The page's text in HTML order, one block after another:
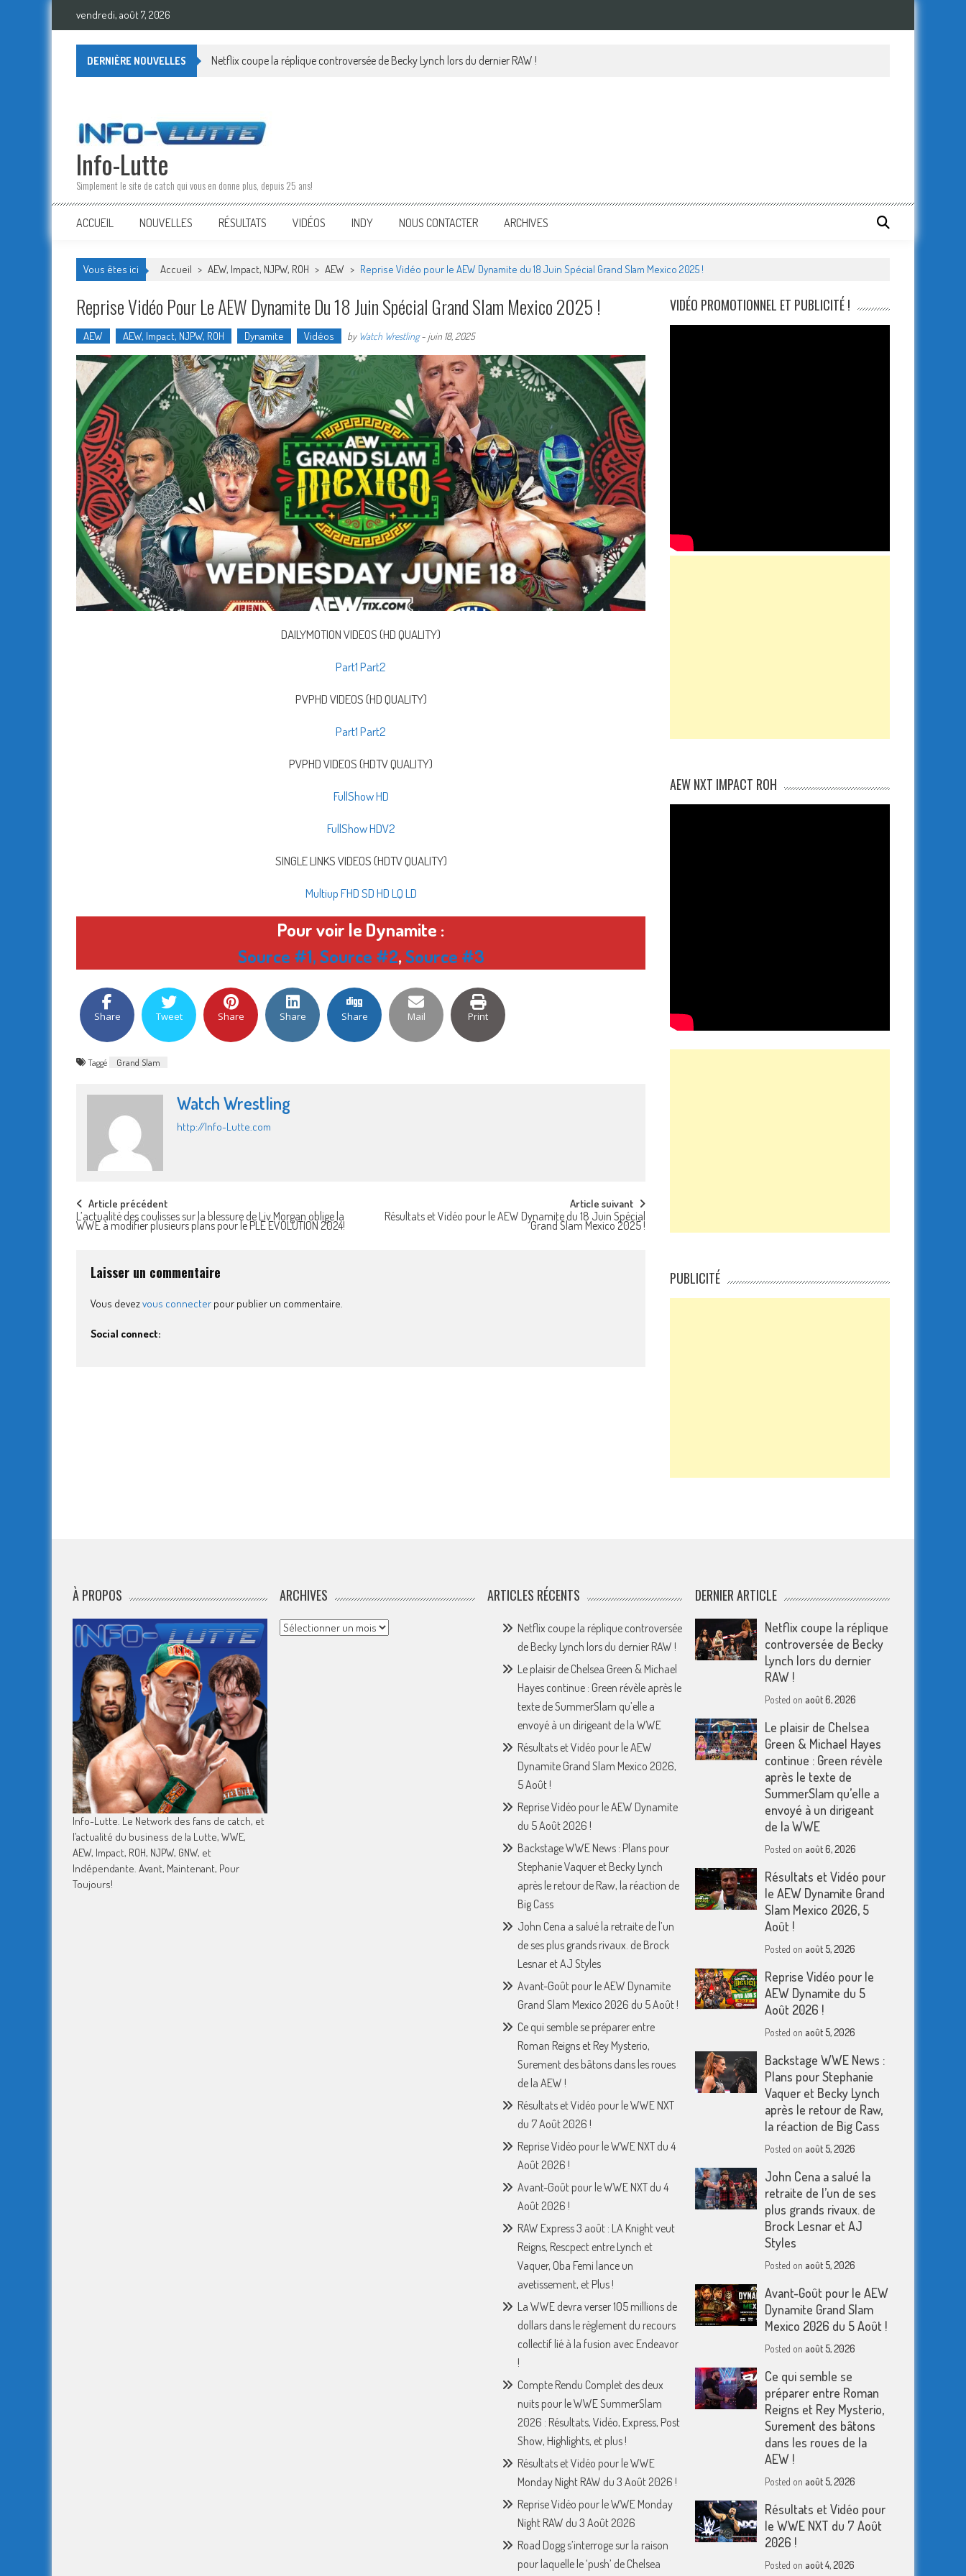
Skip
vendredi, août 7, 2026
DERNIÈRE NOUVELLES Netflix coupe la réplique controversée de Becky Lynch lors du dernier RAW !
Info-Lutte
Simplement le site de catch qui vous en donne plus, depuis 25 ans!
ACCUEIL NOUVELLES RÉSULTATS VIDÉOS INDY NOUS CONTACTER ARCHIVES
Vous êtes ici Accueil > AEW, Impact, NJPW, ROH > AEW > Reprise Vidéo pour le AEW Dynamite du 18 Juin Spécial Grand Slam Mexico 2025 !
Reprise Vidéo Pour Le AEW Dynamite Du 18 Juin Spécial Grand Slam Mexico 2025 !
AEW AEW, Impact, NJPW, ROH Dynamite Vidéos by Watch Wrestling- juin 18, 2025
DAILYMOTION VIDEOS (HD QUALITY)
Part1Part2
PVPHD VIDEOS (HD QUALITY)
Part1Part2
PVPHD VIDEOS (HDTV QUALITY)
FullShow HD
FullShow HDV2
SINGLE LINKS VIDEOS (HDTV QUALITY)
Multiup FHD SD HD LQ LD
Pour voir le Dynamite :
Source #1,Source #2,Source #3
Share Tweet Share Share Share Mail Print
Taggé Grand Slam
Watch Wrestling
http://Info-Lutte.com
Post
navigation
Article précédent
L’actualité des coulisses sur la blessure de Liv Morgan oblige la
WWE à modifier plusieurs plans pour le PLE EVOLUTION 2024!
Article suivant
Résultats et Vidéo pour le AEW Dynamite du 18 Juin Spécial
Grand Slam Mexico 2025 !
Laisser un commentaire
Vous devezvous connecter pour publier un commentaire.
Social connect:
VIDÉO PROMOTIONNEL ET PUBLICITÉ !
AEW NXT IMPACT ROH
PUBLICITÉ
À PROPOS
Info-Lutte. Le Network des fans de catch, et
l’actualité du business de la Lutte, WWE,
AEW, Impact, ROH, NJPW, GNW, et
Indépendante. Avant, Maintenant, Pour
Toujours!
ARCHIVES
Archives
ARTICLES RÉCENTS
Netflix coupe la réplique controversée
de Becky Lynch lors du dernier RAW !
Le plaisir de Chelsea Green & Michael
Hayes continue : Green révèle après le
texte de SummerSlam qu’elle a
envoyé à un dirigeant de la WWE
Résultats et Vidéo pour le AEW
Dynamite Grand Slam Mexico 2026,
5 Août !
Reprise Vidéo pour le AEW Dynamite
du 5 Août 2026 !
Backstage WWE News : Plans pour
Stephanie Vaquer et Becky Lynch
après le retour de Raw, la réaction de
Big Cass
John Cena a salué la retraite de l’un
de ses plus grands rivaux. de Brock
Lesnar et AJ Styles
Avant-Goût pour le AEW Dynamite
Grand Slam Mexico 2026 du 5 Août !
Ce qui semble se préparer entre
Roman Reigns et Rey Mysterio,
Surement des bâtons dans les roues
de la AEW !
Résultats et Vidéo pour le WWE NXT
du 7 Août 2026 !
Reprise Vidéo pour le WWE NXT du 4
Août 2026 !
Avant-Goût pour le WWE NXT du 4
Août 2026 !
RAW Express 3 août : LA Knight veut
Reigns, Rescpect entre Lynch et
Vaquer, Oba Femi lance un
avetissement, et Plus !
La WWE devra verser 105 millions de
dollars dans le règlement du recours
collectif lié à la fusion avec Endeavor
!
Compte Rendu Complet des deux
nuits pour le WWE SummerSlam
2026 : Résultats, Vidéo, Express, Post
Show, Highlights, et plus !
Résultats et Vidéo pour le WWE
Monday Night RAW du 3 Août 2026 !
Reprise Vidéo pour le WWE Monday
Night RAW du 3 Août 2026
Road Dogg s’interroge sur la raison
pour laquelle le ‘push’ de Chelsea
DERNIER ARTICLE
Netflix coupe la réplique
controversée de Becky
Lynch lors du dernier
RAW !
Posted on août 6, 2026
Le plaisir de Chelsea
Green & Michael Hayes
continue : Green révèle
après le texte de
SummerSlam qu’elle a
envoyé à un dirigeant
de la WWE
Posted on août 6, 2026
Résultats et Vidéo pour
le AEW Dynamite Grand
Slam Mexico 2026, 5
Août !
Posted on août 5, 2026
Reprise Vidéo pour le
AEW Dynamite du 5
Août 2026 !
Posted on août 5, 2026
Backstage WWE News :
Plans pour Stephanie
Vaquer et Becky Lynch
après le retour de Raw,
la réaction de Big Cass
Posted on août 5, 2026
John Cena a salué la
retraite de l’un de ses
plus grands rivaux. de
Brock Lesnar et AJ
Styles
Posted on août 5, 2026
Avant-Goût pour le AEW
Dynamite Grand Slam
Mexico 2026 du 5 Août !
Posted on août 5, 2026
Ce qui semble se
préparer entre Roman
Reigns et Rey Mysterio,
Surement des bâtons
dans les roues de la
AEW !
Posted on août 5, 2026
Résultats et Vidéo pour
le WWE NXT du 7 Août
2026 !
Posted on août 4, 2026